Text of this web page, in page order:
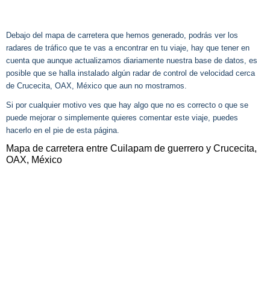
Debajo del mapa de carretera que hemos generado, podrás ver los
radares de tráfico que te vas a encontrar en tu viaje, hay que tener en
cuenta que aunque actualizamos diariamente nuestra base de datos, es
posible que se halla instalado algún radar de control de velocidad cerca
de Crucecita, OAX, México que aun no mostramos.
Si por cualquier motivo ves que hay algo que no es correcto o que se
puede mejorar o simplemente quieres comentar este viaje, puedes
hacerlo en el pie de esta página.
Mapa de carretera entre Cuilapam de guerrero y Crucecita,
OAX, México